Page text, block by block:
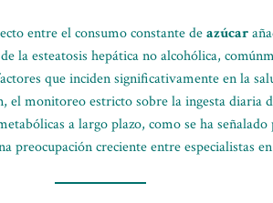
entre el consumo constante deazúcar
la esteatosis hepática no alcohólica,
que inciden significativamente en la
el monitoreo estricto sobre la ingesta diaria
a largo plazo, como se ha
preocupación creciente entre especialistas